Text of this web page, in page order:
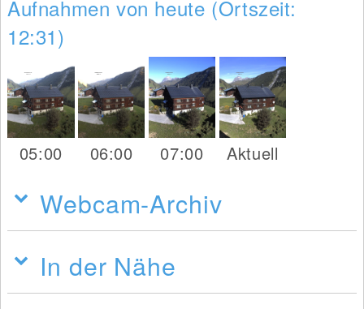
Aufnahmen von heute (Ortszeit:
12:31)
05:00 06:00 07:00 Aktuell
Webcam-Archiv
In der Nähe